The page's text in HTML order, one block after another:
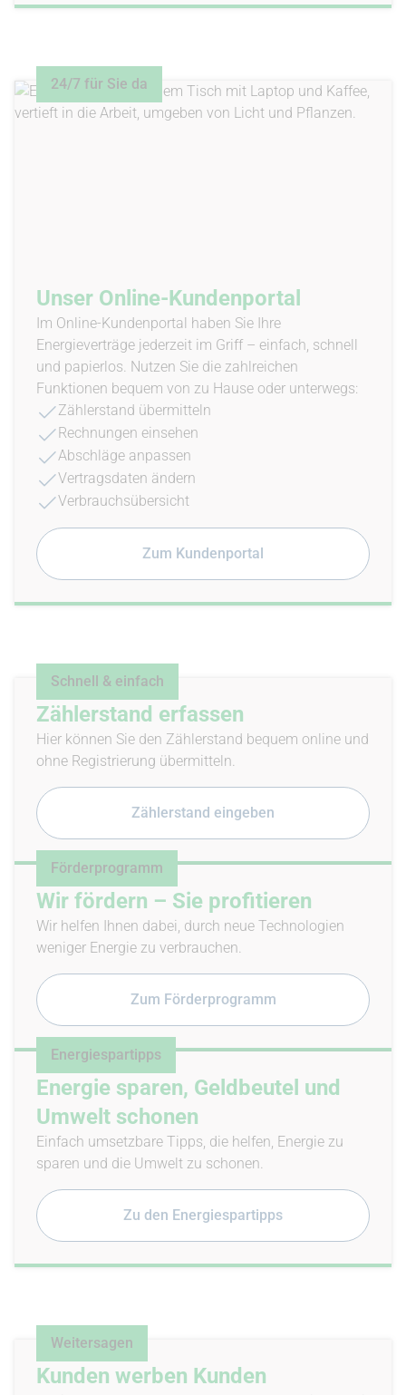
24/7 für Sie da
Unser Online-Kundenportal
Im Online-Kundenportal haben Sie Ihre
Energieverträge jederzeit im Griff – einfach, schnell
und papierlos. Nutzen Sie die zahlreichen
Funktionen bequem von zu Hause oder unterwegs:
Zählerstand übermitteln
Rechnungen einsehen
Abschläge anpassen
Vertragsdaten ändern
Verbrauchsübersicht
Zum Kundenportal
Schnell & einfach
Zählerstand erfassen
Hier können Sie den Zählerstand bequem online und
ohne Registrierung übermitteln.
Zählerstand eingeben
Förderprogramm
Wir fördern – Sie profitieren
Wir helfen Ihnen dabei, durch neue Technologien
weniger Energie zu verbrauchen.
Zum Förderprogramm
Energiespartipps
Energie sparen, Geldbeutel und
Umwelt schonen
Einfach umsetzbare Tipps, die helfen, Energie zu
sparen und die Umwelt zu schonen.
Zu den Energiespartipps
Weitersagen
Kunden werben Kunden